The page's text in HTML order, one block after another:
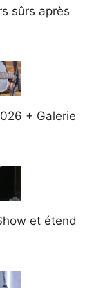
sûrs après
+ Galerie
et étend